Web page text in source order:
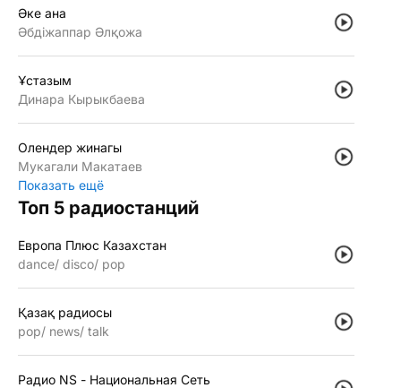
Әке ана
Әбдiжаппар Әлқожа
Ұстазым
Динара Кырыкбаева
Олендер жинагы
Мукагали Макатаев
Показать ещё
Топ 5 радиостанций
Европа Плюс Казахстан
dance disco pop
Қазақ радиосы
pop
news talk
Радио NS - Национальная Сеть